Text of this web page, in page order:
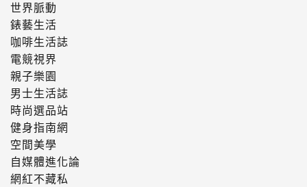
世界脈動
錶藝生活
咖啡生活誌
電競視界
親子樂園
男士生活誌
時尚選品站
健身指南網
空間美學
自媒體進化論
網紅不藏私